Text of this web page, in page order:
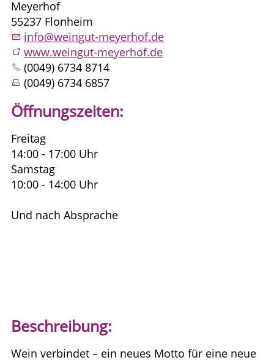
Meyerhof
55237 Flonheim
info@weingut-meyerhof.de
www.weingut-meyerhof.de
(0049) 6734 8714
(0049) 6734 6857
Öffnungszeiten:
Freitag
14:00 - 17:00 Uhr
Samstag
10:00 - 14:00 Uhr
Und nach Absprache
Beschreibung:
Wein verbindet – ein neues Motto für eine neue